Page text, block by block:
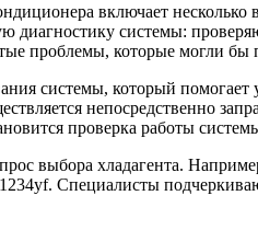
включает
диагностику системы:
проблемы, которые могли бы
системы, который
непосредственно
проверка работы
выбора хладагента.
Специалисты